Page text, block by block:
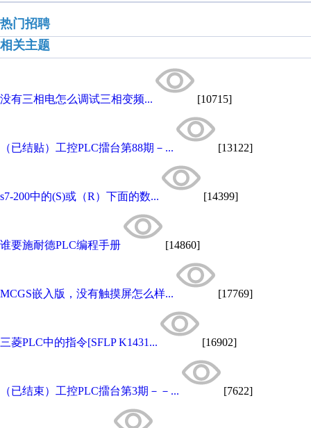
热门招聘
相关主题
没有三相电怎么调试三相变频... [10715]
（已结贴）工控PLC擂台第88期－... [13122]
s7-200中的(S)或（R）下面的数... [14399]
谁要施耐德PLC编程手册 [14860]
MCGS嵌入版，没有触摸屏怎么样... [17769]
三菱PLC中的指令[SFLP K1431... [16902]
（已结束）工控PLC擂台第3期－－... [7622]